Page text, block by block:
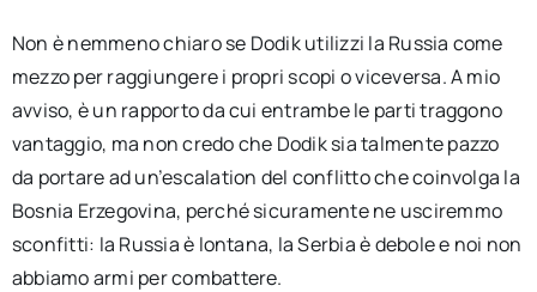
Non è nemmeno chiaro se Dodik utilizzi la Russia come
mezzo per raggiungere i propri scopi o viceversa. A mio
avviso, è un rapporto da cui entrambe le parti traggono
vantaggio, ma non credo che Dodik sia talmente pazzo
da portare ad un’escalation del conflitto che coinvolga la
Bosnia Erzegovina, perché sicuramente ne usciremmo
sconfitti: la Russia è lontana, la Serbia è debole e noi non
abbiamo armi per combattere.